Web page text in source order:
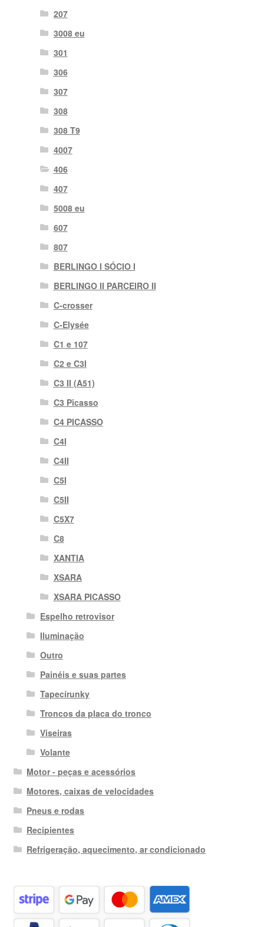
207
3008 eu
301
306
307
308
308 T9
4007
406
407
5008 eu
607
807
BERLINGO I SÓCIO I
BERLINGO II PARCEIRO II
C-crosser
C-Elysée
C1 e 107
C2 e C3I
C3 II (A51)
C3 Picasso
C4 PICASSO
C4I
C4II
C5I
C5II
C5X7
C8
XANTIA
XSARA
XSARA PICASSO
Espelho retrovisor
Iluminação
Outro
Painéis e suas partes
Tapecírunky
Troncos da placa do tronco
Viseiras
Volante
Motor - peças e acessórios
Motores, caixas de velocidades
Pneus e rodas
Recipientes
Refrigeração, aquecimento, ar condicionado